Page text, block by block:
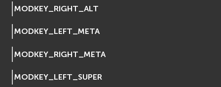
osgShadow
osgUtil
Физика (Physics)
MODKEY_RIGHT_ALT
MODKEY_LEFT_META
MODKEY_RIGHT_META
MODKEY_LEFT_SUPER